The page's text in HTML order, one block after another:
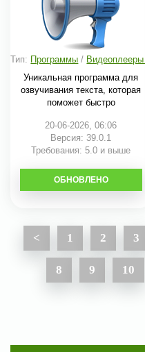
Тип: Программы /
Уникальная программа для
озвучивания текста, которая
поможет быстро
20-06-2026, 06:06
Версия: 39.0.1
Требования: 5.0 и выше
СКАЧАТЬ
ОБНОВЛЕНО
< 1 2 3
8 9 10